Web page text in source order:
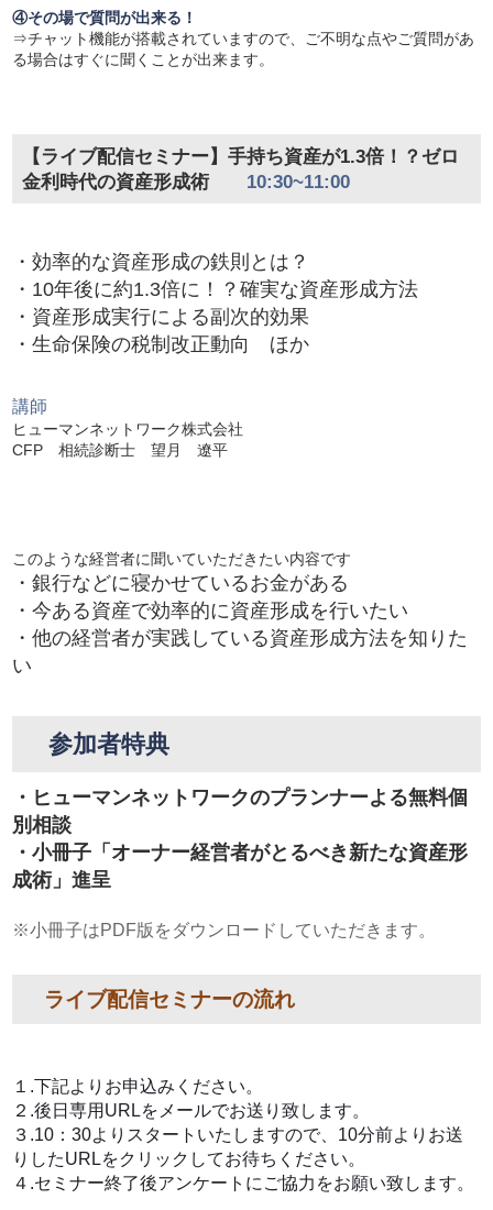
④その場で質問が出来る！
⇒チャット機能が搭載されていますので、ご不明な点やご質問があ
る場合はすぐに聞くことが出来ます。
【ライブ配信セミナー】手持ち資産が1.3倍！？ゼロ
金利時代の資産形成術 10:30~11:00
・効率的な資産形成の鉄則とは？
・10年後に約1.3倍に！？確実な資産形成方法
・資産形成実行による副次的効果
・生命保険の税制改正動向 ほか
講師
ヒューマンネットワーク株式会社
CFP 相続診断士 望月 遼平
このような経営者に聞いていただきたい内容です
・銀行などに寝かせているお金がある
・今ある資産で効率的に資産形成を行いたい
・他の経営者が実践している資産形成方法を知りた
い
参加者特典
・ヒューマンネットワークのプランナーよる無料個
別相談
・小冊子「オーナー経営者がとるべき新たな資産形
成術」進呈
※小冊子はPDF版をダウンロードしていただきます。
ライブ配信セミナーの流れ
１.下記よりお申込みください。
２.後日専用URLをメールでお送り致します。
３.10：30よりスタートいたしますので、10分前よりお送
りしたURLをクリックしてお待ちください。
４.セミナー終了後アンケートにご協力をお願い致します。